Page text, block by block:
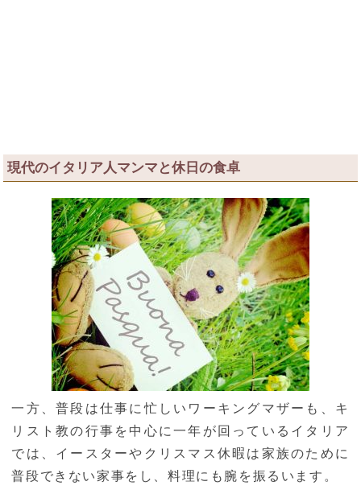
現代のイタリア人マンマと休日の食卓
一方、普段は仕事に忙しいワーキングマザーも、キ
リスト教の行事を中心に一年が回っているイタリア
では、イースターやクリスマス休暇は家族のために
普段できない家事をし、料理にも腕を振るいます。